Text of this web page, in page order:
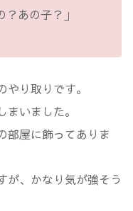
あの子？」
り取りです。
いました。
部屋に飾ってありま
が、かなり気が強そう